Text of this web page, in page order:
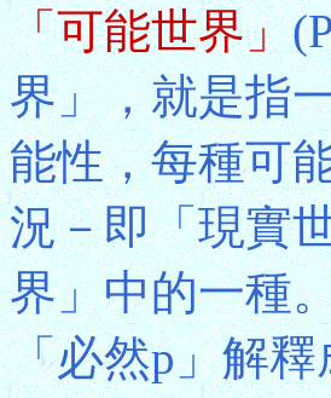
「可能世界」
界」，就是指
能性，每種可
況－即「現實
界」中的一種
「必然p」解